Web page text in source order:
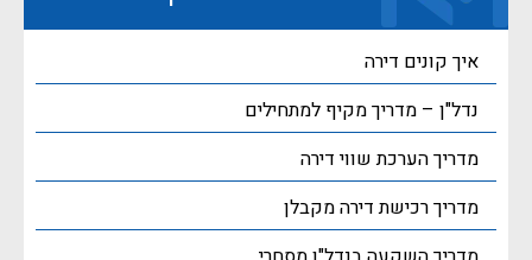
איך קונים דירה
נדל"ן – מדריך מקיף למתחילים
מדריך הערכת שווי דירה
מדריך רכישת דירה מקבלן